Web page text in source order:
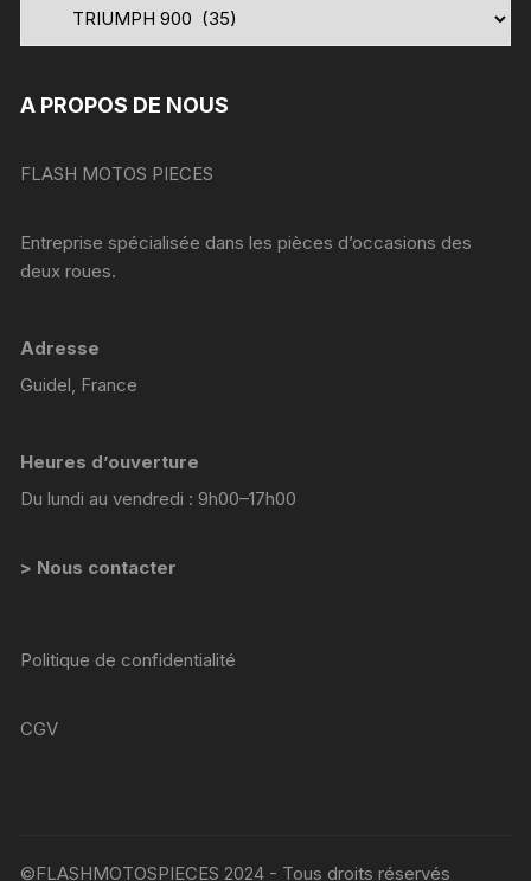
A PROPOS DE NOUS
FLASH MOTOS PIECES
Entreprise spécialisée dans les pièces d’occasions des
deux roues.
Adresse
Guidel, France
Heures d’ouverture
Du lundi au vendredi : 9h00–17h00
> Nous contacter
Politique de confidentialité
CGV
©FLASHMOTOSPIECES 2024 - Tous droits réservés